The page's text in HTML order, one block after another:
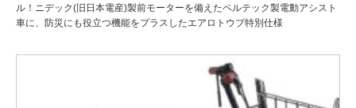
ル！ニデック(旧日本電産)製前モーターを備えたペルテック製電動アシスト
車に、防災にも役立つ機能をプラスしたエアロトウブ特別仕様